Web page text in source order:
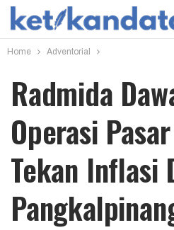
Home Adventorial
Radmida
Operasi
Tekan Inflasi